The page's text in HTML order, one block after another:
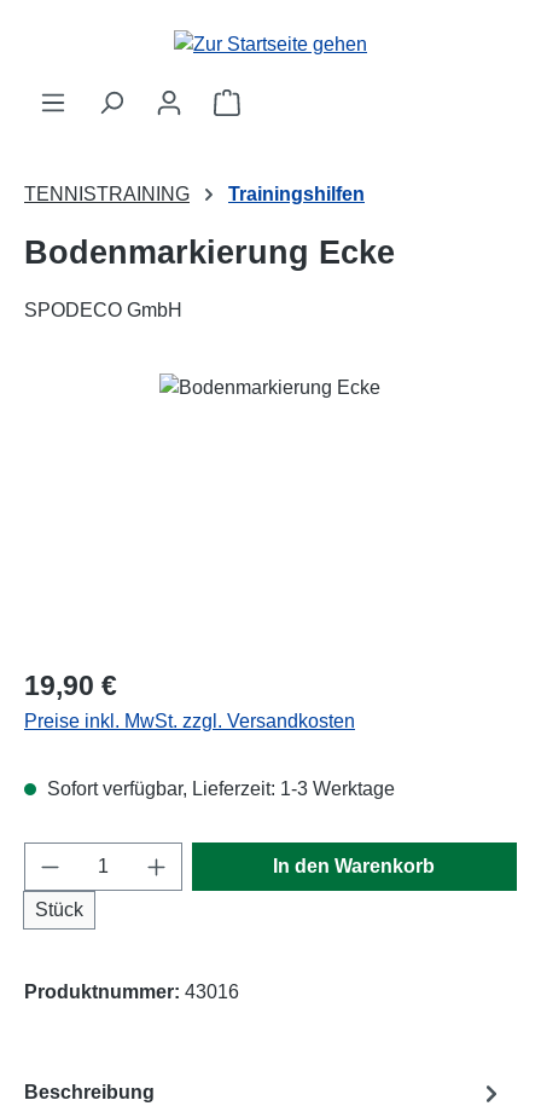
Zum Hauptinhalt springen
Warenkorb enthält 0 Positionen.
TENNISTRAINING Trainingshilfen
Bodenmarkierung Ecke
SPODECO GmbH
Bildergalerie überspringen
Regulärer Preis:
19,90 €
Preise inkl. MwSt. zzgl. Versandkosten
Sofort verfügbar, Lieferzeit: 1-3 Werktage
Produkt Anzahl: Gib den gewünschten
Stück
In den Warenkorb
Produktnummer: 43016
Beschreibung